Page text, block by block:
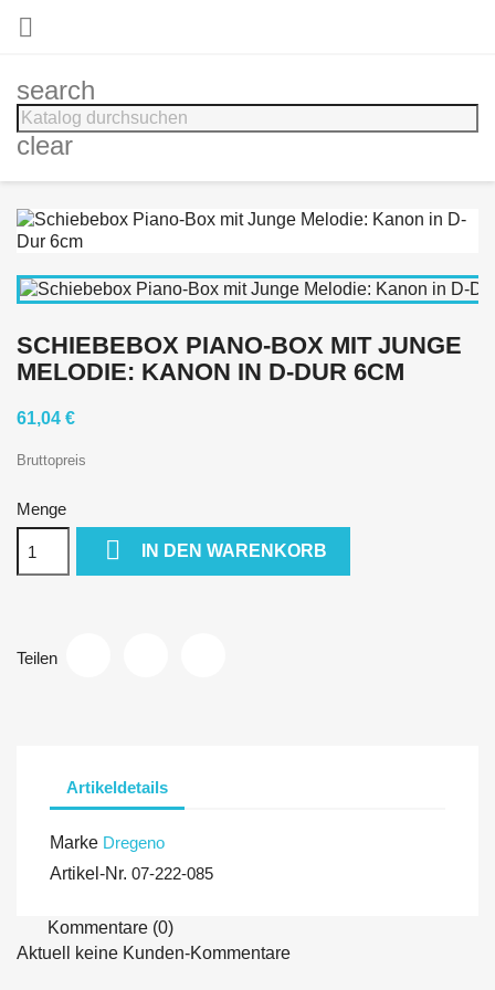

search
clear
SCHIEBEBOX PIANO-BOX MIT JUNGE
MELODIE: KANON IN D-DUR 6CM
61,04 €
Bruttopreis
Menge
 IN DEN WARENKORB
Teilen
Artikeldetails
Marke Dregeno
Artikel-Nr. 07-222-085
Kommentare (0)
Aktuell keine Kunden-Kommentare